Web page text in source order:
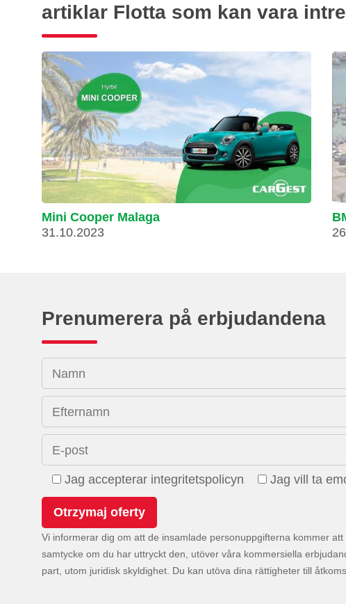
artiklar Flotta som kan vara
Mini Cooper Malaga
31.10.2023
Prenumerera på erbjudandena
Namn
Efternamn
E-post
Jag accepterar integritetspolicyn Jag vill ta
Vi informerar dig om att de insamlade personuppgifterna kommer
samtycke om du har uttryckt den, utöver våra kommersiella
part, utom juridisk skyldighet. Du kan utöva dina rättigheter till